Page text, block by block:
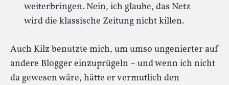
weiterbringen. Nein, ich glaube, das Netz
wird die klassische Zeitung nicht killen.
Auch Kilz benutzte mich, um umso ungenierter auf
andere Blogger einzuprügeln – und wenn ich nicht
da gewesen wäre, hätte er vermutlich den